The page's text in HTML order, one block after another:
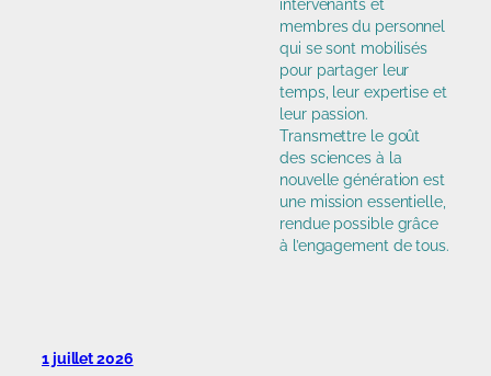
intervenants et
membres du personnel
qui se sont mobilisés
pour partager leur
temps, leur expertise et
leur passion.
Transmettre le goût
des sciences à la
nouvelle génération est
une mission essentielle,
rendue possible grâce
à l’engagement de tous.
1 juillet 2026